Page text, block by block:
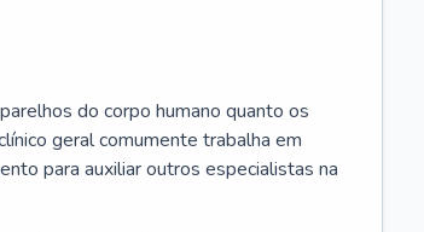
do corpo humano quanto os
geral comumente trabalha em
para auxiliar outros especialistas na